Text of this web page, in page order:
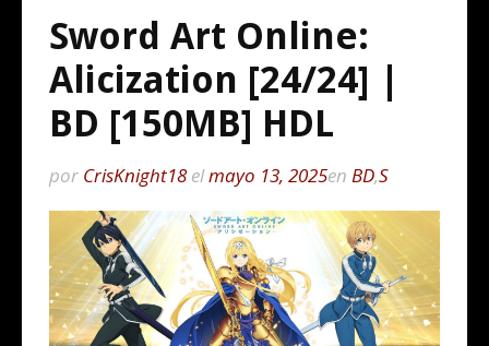
Sword Art Online:
Alicization [24/24] |
BD [150MB] HDL
por CrisKnight18elmayo 13, 2025en BD,S